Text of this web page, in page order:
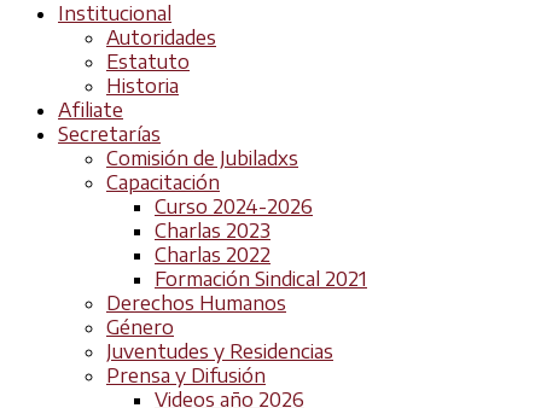
Institucional
Autoridades
Estatuto
Historia
Afiliate
Secretarías
Comisión de Jubiladxs
Capacitación
Curso 2024-2026
Charlas 2023
Charlas 2022
Formación Sindical 2021
Derechos Humanos
Género
Juventudes y Residencias
Prensa y Difusión
Videos año 2026